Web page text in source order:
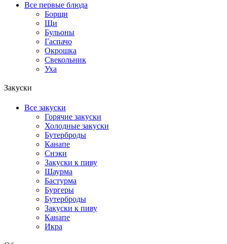
Все первые блюда
Борщи
Щи
Бульоны
Гаспачо
Окрошка
Свекольник
Уха
Закуски
Все закуски
Горячие закуски
Холодные закуски
Бутерброды
Канапе
Снэки
Закуски к пиву
Шаурма
Бастурма
Бургеры
Бутерброды
Закуски к пиву
Канапе
Икра